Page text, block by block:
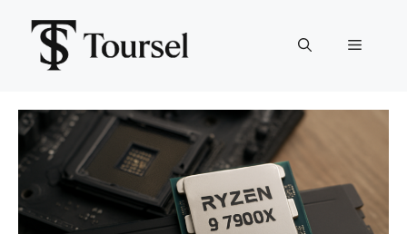
contenu
Menu